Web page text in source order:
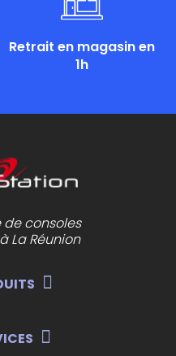
Retrait en magasin en
1h
de consoles
La Réunion